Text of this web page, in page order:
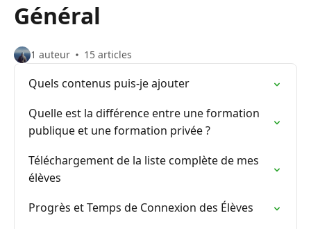
Général
1 auteur 15 articles
Quels contenus puis-je ajouter
Quelle est la différence entre une formation
publique et une formation privée ?
Téléchargement de la liste complète de mes
élèves
Progrès et Temps de Connexion des Élèves